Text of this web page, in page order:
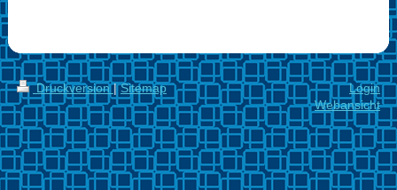
Druckversion| Sitemap
Login
Webansicht